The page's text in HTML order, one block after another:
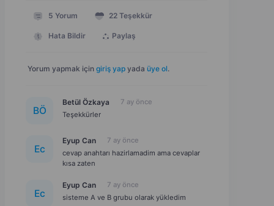
5 Yorum 22 Teşekkür
Hata Bildir Paylaş
Yorum yapmak için giriş yap yada üye ol.
BÖ
Betül Özkaya
7 ay önce
Teşekkürler
Ec
Eyup Can
7 ay önce
cevap anahtarı hazirlamadim ama cevaplar
kısa zaten
Ec
Eyup Can
7 ay önce
sisteme A ve B grubu olarak yükledim